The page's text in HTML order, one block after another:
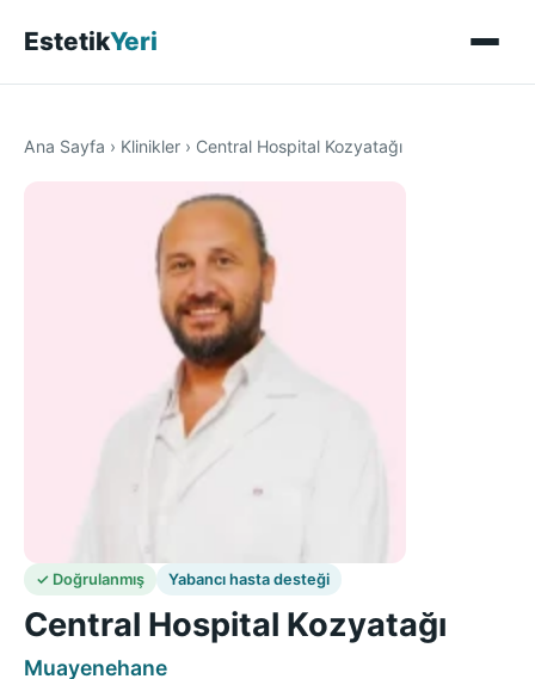
EstetikYeri
Ana Sayfa › Klinikler › Central Hospital Kozyatağı
✓ Doğrulanmış Yabancı hasta desteği
Central Hospital Kozyatağı
Muayenehane